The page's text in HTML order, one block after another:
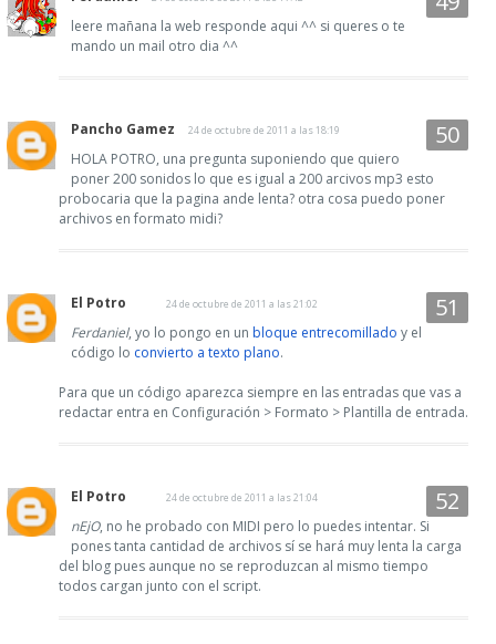
leere mañana la web responde aqui ^^ si queres o te
mando un mail otro dia ^^
Pancho Gamez 24 de octubre de 2011 a las 18:19
HOLA POTRO, una pregunta suponiendo que quiero
poner 200 sonidos lo que es igual a 200 arcivos mp3 esto
probocaria que la pagina ande lenta? otra cosa puedo poner
archivos en formato midi?
El Potro 24 de octubre de 2011 a las 21:02
Ferdaniel, yo lo pongo en un bloque entrecomillado y el
código lo convierto a texto plano.
Para que un código aparezca siempre en las entradas que vas a
redactar entra en Configuración > Formato > Plantilla de entrada.
El Potro 24 de octubre de 2011 a las 21:04
nEjO, no he probado con MIDI pero lo puedes intentar. Si
pones tanta cantidad de archivos sí se hará muy lenta la carga
del blog pues aunque no se reproduzcan al mismo tiempo
todos cargan junto con el script.